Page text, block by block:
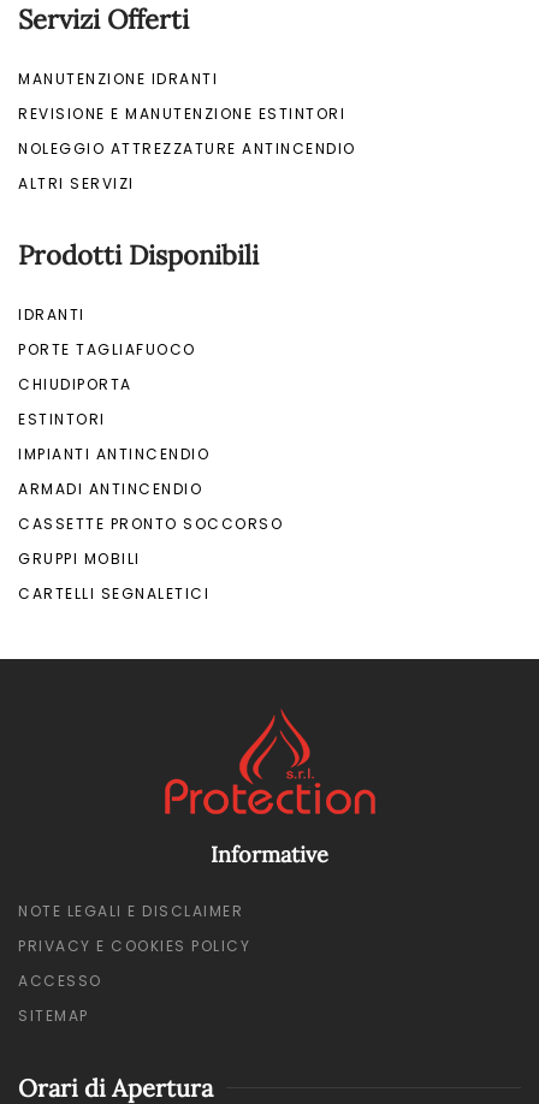
Servizi Offerti
MANUTENZIONE IDRANTI
REVISIONE E MANUTENZIONE ESTINTORI
NOLEGGIO ATTREZZATURE ANTINCENDIO
ALTRI SERVIZI
Prodotti Disponibili
IDRANTI
PORTE TAGLIAFUOCO
CHIUDIPORTA
ESTINTORI
IMPIANTI ANTINCENDIO
ARMADI ANTINCENDIO
CASSETTE PRONTO SOCCORSO
GRUPPI MOBILI
CARTELLI SEGNALETICI
Informative
NOTE LEGALI E DISCLAIMER
PRIVACY E COOKIES POLICY
ACCESSO
SITEMAP
Orari di Apertura